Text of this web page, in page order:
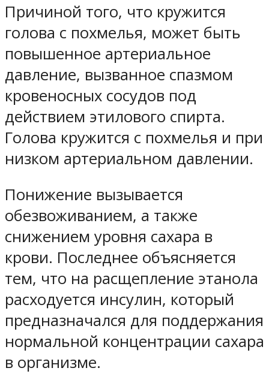
Причиной того, что кружится
голова с похмелья, может быть
повышенное артериальное
давление, вызванное спазмом
кровеносных сосудов под
действием этилового спирта.
Голова кружится с похмелья и при
низком артериальном давлении.
Понижение вызывается
обезвоживанием, а также
снижением уровня сахара в
крови. Последнее объясняется
тем, что на расщепление этанола
расходуется инсулин, который
предназначался для поддержания
нормальной концентрации сахара
в организме.